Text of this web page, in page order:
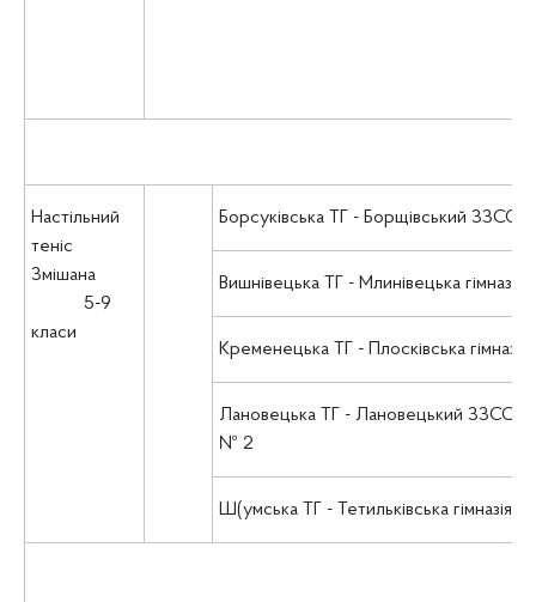
Настільний
теніс
Змішана
5-9
класи
Борсуківська ТГ - Борщівський ЗЗСО І-
Вишнівецька ТГ - Млинівецька гімназія
Кременецька ТГ - Плосківська гімназія
Лановецька ТГ - Лановецький ЗЗСО І-
№ 2
Ш(умська ТГ - Тетильківська гімназія